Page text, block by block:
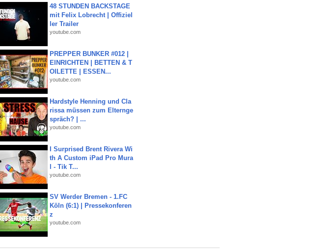
48 STUNDEN BACKSTAGE
mit Felix Lobrecht | Offiziel
ler Trailer
youtube.com
PREPPER BUNKER #012 |
EINRICHTEN | BETTEN & T
OILETTE | ESSEN...
youtube.com
Hardstyle Henning und Cla
rissa müssen zum Elternge
spräch? | ...
youtube.com
I Surprised Brent Rivera Wi
th A Custom iPad Pro Mura
l - Tik T...
youtube.com
SV Werder Bremen - 1.FC
Köln (6:1) | Pressekonferen
z
youtube.com